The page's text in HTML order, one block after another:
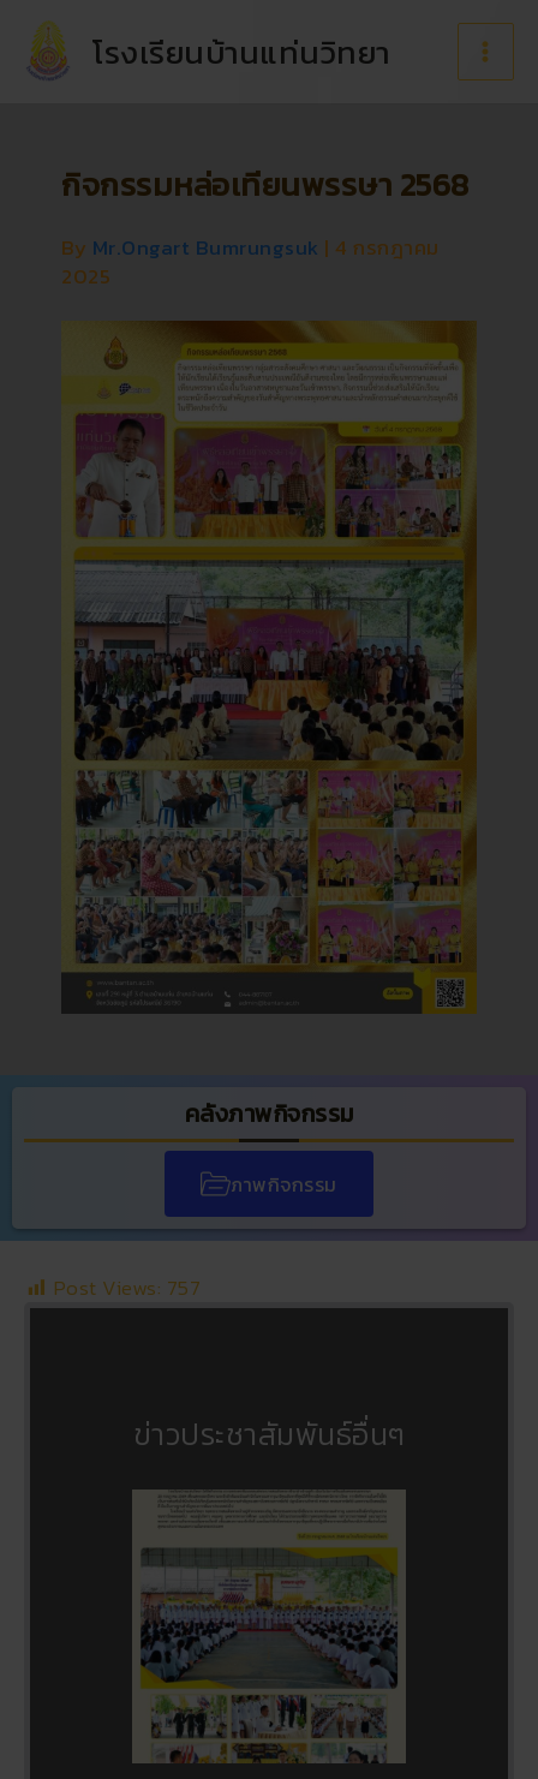
content
โรงเรียนบ้านแท่นวิทยา
กิจกรรมหล่อเทียนพรรษา 2568
By Mr.Ongart Bumrungsuk | 4 กรกฎาคม
2025
คลังภาพกิจกรรม
ภาพกิจกรรม
Post Views: 757
ข่าวประชาสัมพันธ์อื่นๆ